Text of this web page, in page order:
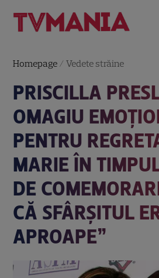
Homepage /Vedete străine
PRISCILLA
OMAGIU
PENTRU
MARIE ÎN
DE
CĂ SFÂRȘITUL
APROAPE”